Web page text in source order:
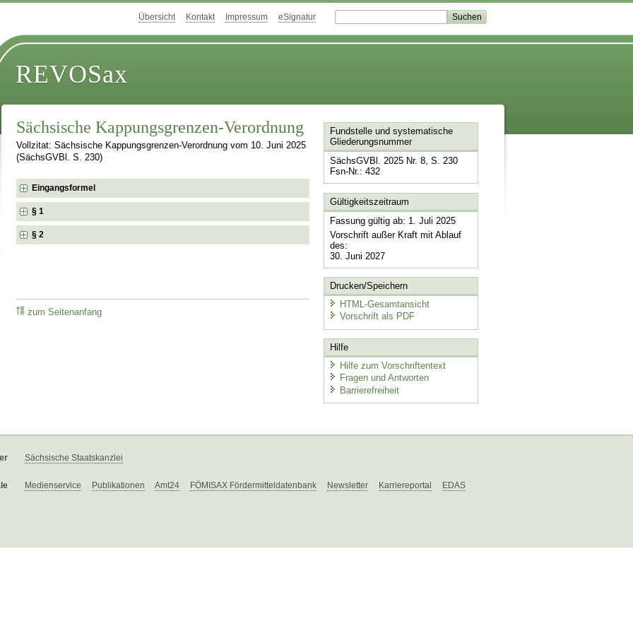
Übersicht Kontakt Impressum eSignatur
REVOSax
Sächsische Kappungsgrenzen-Verordnung
Vollzitat: Sächsische Kappungsgrenzen-Verordnung vom 10. Juni 2025
(SächsGVBl. S. 230)
Eingangsformel
§ 1
§ 2
zum Seitenanfang
Fundstelle und systematische
Gliederungsnummer
SächsGVBl. 2025 Nr. 8, S. 230
Fsn-Nr.: 432
Gültigkeitszeitraum
Fassung gültig ab: 1. Juli 2025
Vorschrift außer Kraft mit Ablauf
des:
30. Juni 2027
Drucken/Speichern
HTML-Gesamtansicht
Vorschrift als PDF
Hilfe
Hilfe zum Vorschriftentext
Fragen und Antworten
Barrierefreiheit
Sächsische Staatskanzlei
Medienservice Publikationen Amt24 FÖMISAX Fördermitteldatenbank Newsletter Karriereportal EDAS